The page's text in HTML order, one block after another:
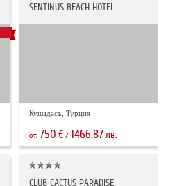
SENTINUS BEACH HOTEL
Кушадасъ, Турция
от: 750 € / 1466.87лв.
CLUB CACTUS PARADISE